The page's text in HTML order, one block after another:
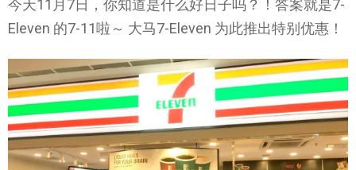
今天11月7日，你知道是什么好日子吗？！答案就是7-
Eleven 的7-11啦～ 大马7-Eleven 为此推出特别优惠！